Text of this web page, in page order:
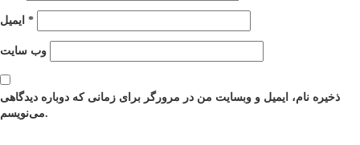
*
وب‌ سایت
ذخیره نام، ایمیل و وبسایت من در مرورگر برای زمانی که دوباره دیدگاهی
می‌نویسم.